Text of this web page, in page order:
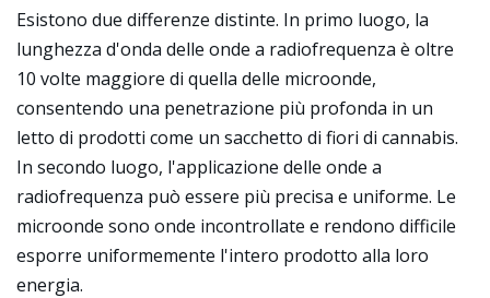
Esistono due differenze distinte. In primo luogo, la
lunghezza d'onda delle onde a radiofrequenza è oltre
10 volte maggiore di quella delle microonde,
consentendo una penetrazione più profonda in un
letto di prodotti come un sacchetto di fiori di cannabis.
In secondo luogo, l'applicazione delle onde a
radiofrequenza può essere più precisa e uniforme. Le
microonde sono onde incontrollate e rendono difficile
esporre uniformemente l'intero prodotto alla loro
energia.